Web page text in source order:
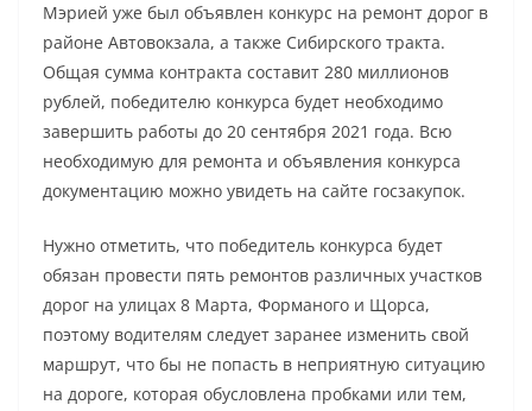
Мэрией уже был объявлен конкурс на ремонт дорог в
районе Автовокзала, а также Сибирского тракта.
Общая сумма контракта составит 280 миллионов
рублей, победителю конкурса будет необходимо
завершить работы до 20 сентября 2021 года. Всю
необходимую для ремонта и объявления конкурса
документацию можно увидеть на сайте госзакупок.
Нужно отметить, что победитель конкурса будет
обязан провести пять ремонтов различных участков
дорог на улицах 8 Марта, Форманого и Щорса,
поэтому водителям следует заранее изменить свой
маршрут, что бы не попасть в неприятную ситуацию
на дороге, которая обусловлена пробками или тем,